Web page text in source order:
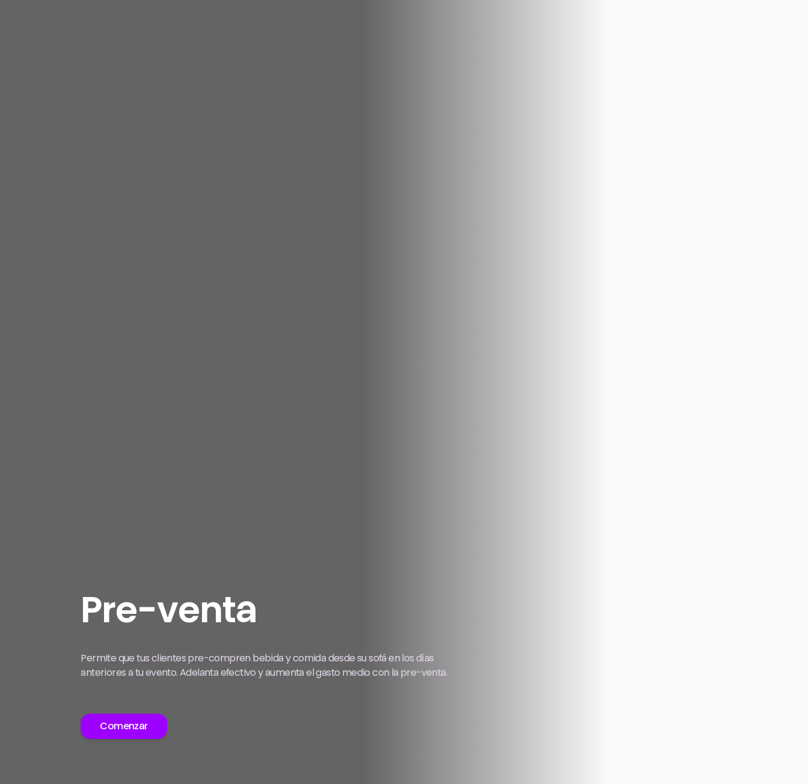
Pre-venta
Permite que tus clientes pre-compren bebida y comida desde su sofá en los días
anteriores a tu evento. Adelanta efectivo y aumenta el gasto medio con la pre-venta.
Comenzar